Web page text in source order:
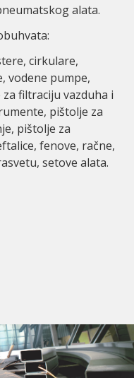
alata.
cirkulare,
vodene pumpe,
filtraciju vazduha i
pištolje za
pištolje za
fenove, račne,
setove alata.